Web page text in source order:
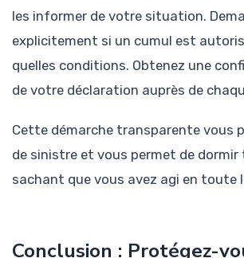
les informer de votre situation.
explicitement si un cumul est
quelles conditions. Obtenez une
de votre déclaration auprès de
Cette démarche transparente vous
de sinistre et vous permet de dormir
sachant que vous avez agi en toute
Conclusion : Protégez-